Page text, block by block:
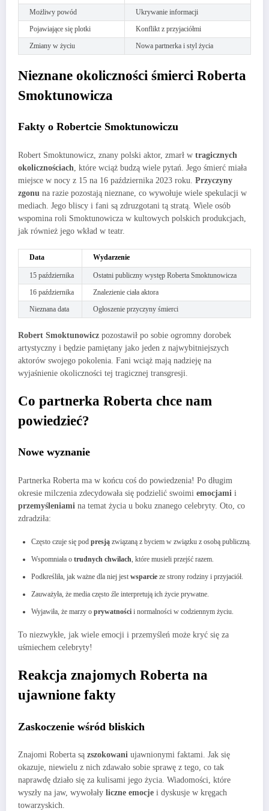
Możliwy powód
Ukrywanie informacji
Pojawiające się plotki
Konflikt z przyjaciółmi
Zmiany w życiu
Nowa partnerka i styl życia
Nieznane okoliczności śmierci Roberta
Smoktunowicza
Fakty o Robertcie Smoktunowiczu
Robert Smoktunowicz, znany polski aktor, zmarł w tragicznych
okolicznościach , które wciąż budzą wiele pytań. Jego śmierć miała
miejsce w nocy z 15 na 16 października 2023 roku. Przyczyny
zgonu na razie pozostają nieznane, co wywołuje wiele spekulacji w
mediach. Jego bliscy i fani są zdruzgotani tą stratą. Wiele osób
wspomina roli Smoktunowicza w kultowych polskich produkcjach,
jak również jego wkład w teatr.
Data Wydarzenie
15 października
Ostatni publiczny występ Roberta Smoktunowicza
16 października
Znalezienie ciała aktora
Nieznana data
Ogłoszenie przyczyny śmierci
Robert Smoktunowicz pozostawił po sobie ogromny dorobek
artystyczny i będzie pamiętany jako jeden z najwybitniejszych
aktorów swojego pokolenia. Fani wciąż mają nadzieję na
wyjaśnienie okoliczności tej tragicznej transgresji.
Co partnerka Roberta chce nam
powiedzieć?
Nowe wyznanie
Partnerka Roberta ma w końcu coś do powiedzenia! Po długim
okresie milczenia zdecydowała się podzielić swoimi emocjami i
przemyśleniami na temat życia u boku znanego celebryty. Oto, co
zdradziła:
Często czuje się pod presją związaną z byciem w związku z osobą publiczną.
Wspomniała o trudnych chwilach, które musieli przejść razem.
Podkreśliła, jak ważne dla niej jest wsparcie ze strony rodziny i przyjaciół.
Zauważyła, że media często źle interpretują ich życie prywatne.
Wyjawiła, że marzy o prywatności i normalności w codziennym życiu.
To niezwykłe, jak wiele emocji i przemyśleń może kryć się za
uśmiechem celebryty!
Reakcja znajomych Roberta na
ujawnione fakty
Zaskoczenie wśród bliskich
Znajomi Roberta są zszokowani ujawnionymi faktami. Jak się
okazuje, niewielu z nich zdawało sobie sprawę z tego, co tak
naprawdę działo się za kulisami jego życia. Wiadomości, które
wyszły na jaw, wywołały liczne emocje i dyskusje w kręgach
towarzyskich.